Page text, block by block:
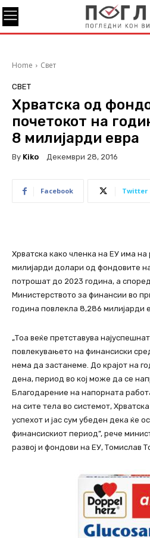
Home Свет
СВЕТ
Хрватска од
почетокот на
8 милијарди евра
By Kiko Декември 28, 2016
Facebook Twitter
Хрватска како членка на ЕУ има на
милијарди долари од фондовите
потрошат до 2023 година, а
Министерството за финансии во
година повлекла 8,286 милијарди
„Тоа веќе претставува
повлекувањето на финансиски
нема да застанеме. До крајот на
дена, период во кој може да се
Благодарение на напорната
на сите тела во системот,
успехот и јас сум убеден дека ќе
финансискиот период”, рече
развој и фондови на ЕУ, Томислав